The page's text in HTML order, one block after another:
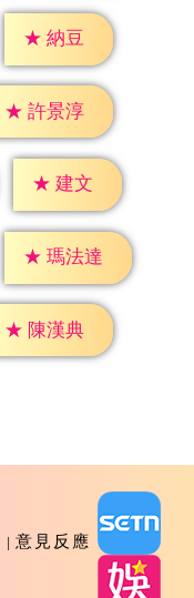
★ 納豆
★ 許景淳
★ 建文
★ 瑪法達
★ 陳漢典
意見反應